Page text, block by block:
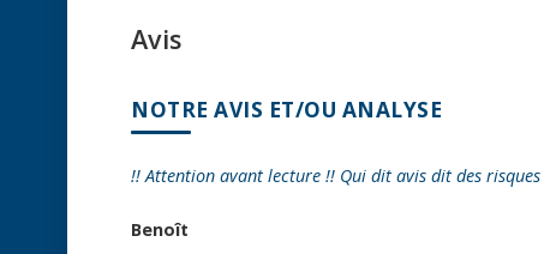
Avis
NOTRE AVIS ET/OU ANALYSE
!! Attention avant lecture !! Qui dit avis dit des risques
Benoît